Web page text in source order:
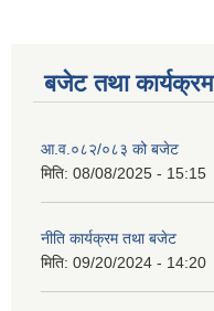
बजेट तथा कार्यक्रम
आ.व.०८२/०८३ को बजेट
मिति: 08/08/2025 - 15:15
नीति कार्यक्रम तथा बजेट
मिति: 09/20/2024 - 14:20